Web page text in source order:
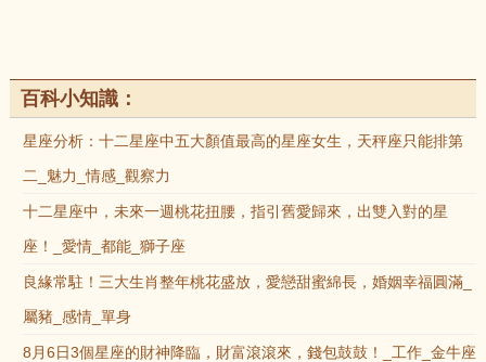
百科小知識：
星座分析：十二星座中五大顏值最高的星座女生，天秤座只能排第
二_魅力_情感_觀察力
十二星座中，未來一週桃花扭腰，指引舊愛歸來，出雙入對的星
座！_愛情_都能_獅子座
良緣常駐！三大生肖整年桃花盛放，愛戀甜蜜綿長，婚姻幸福圓滿_
屬豬_感情_單身
8月6日3個星座的財神降臨，財富滾滾來，錢包鼓鼓！_工作_金牛座